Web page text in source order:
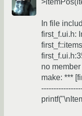
In file
first_f.ui.h:
no
make: ***